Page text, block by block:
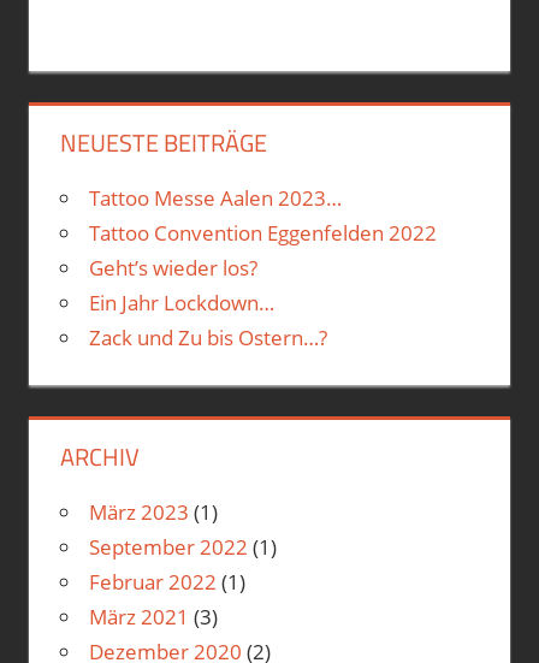
NEUESTE BEITRÄGE
Tattoo Messe Aalen 2023…
Tattoo Convention Eggenfelden 2022
Geht’s wieder los?
Ein Jahr Lockdown…
Zack und Zu bis Ostern…?
ARCHIV
März 2023 (1)
September 2022 (1)
Februar 2022 (1)
März 2021 (3)
Dezember 2020 (2)